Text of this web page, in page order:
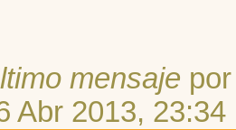
mensaje
Abr 2013, 23:34